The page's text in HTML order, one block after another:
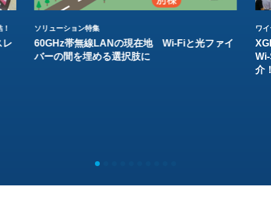
レ
ソリューション特集
60GHz帯無線LANの現在地 Wi-Fiと光ファイ
バーの間を埋める選択肢に
ワ
介